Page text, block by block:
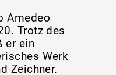
Amedeo
Trotz des
er ein
Werk
Zeichner.